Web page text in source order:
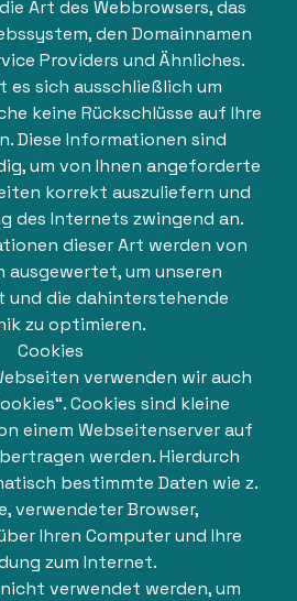
Art des Webbrowsers, das
den Domainnamen
Providers und Ähnliches.
es sich ausschließlich um
keine Rückschlüsse auf Ihre
Diese Informationen sind
um von Ihnen angeforderte
korrekt auszuliefern und
des Internets zwingend an.
dieser Art werden von
um unseren
die dahinterstehende
zu optimieren.
Cookies
verwenden wir auch
Cookies sind kleine
einem Webseitenserver auf
werden. Hierdurch
bestimmte Daten wie z.
verwendeter Browser,
Ihren Computer und Ihre
zum Internet.
verwendet werden, um